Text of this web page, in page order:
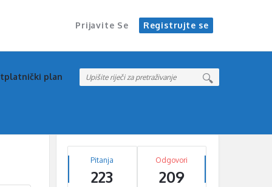
Prijavite Se Registrujte se
plan
Sidebar
Stats
Pitanja
223
Odgovori
209